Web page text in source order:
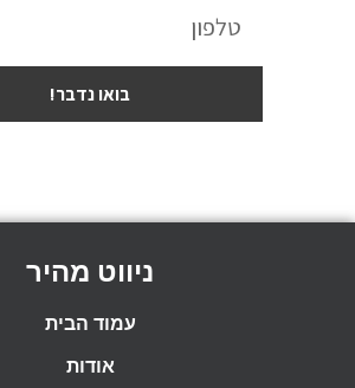
בואו נדבר!
ניווט מהיר
עמוד הבית
אודות